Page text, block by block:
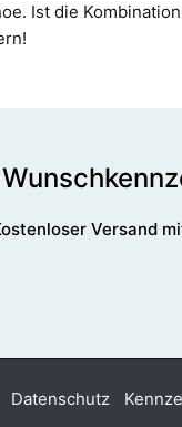
Ist die
Versand
Datenschutz